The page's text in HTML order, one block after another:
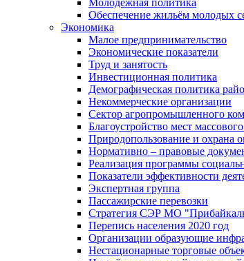
Молодёжная политика
Обеспечение жильём молодых
Экономика
Малое предпринимательство
Экономические показатели
Труд и занятость
Инвестиционная политика
Демографическая политика
Некоммерческие организации
Сектор агропромышленного
Благоустройство мест
Природопользование и охрана
Нормативно – правовые
Реализация программы
Показатели эффективности
Экспертная группа
Пассажирские перевозки
Стратегия СЭР МО
Перепись населения 2020 год
Организации образующие
Нестационарные торговые